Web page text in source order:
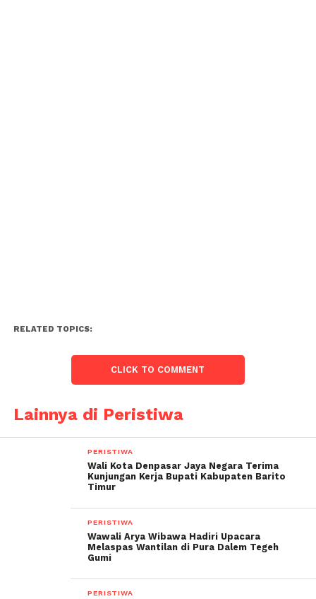
RELATED TOPICS:
CLICK TO COMMENT
Lainnya di Peristiwa
PERISTIWA
Wali Kota Denpasar Jaya Negara Terima
Kunjungan Kerja Bupati Kabupaten Barito
Timur
PERISTIWA
Wawali Arya Wibawa Hadiri Upacara
Melaspas Wantilan di Pura Dalem Tegeh
Gumi
PERISTIWA